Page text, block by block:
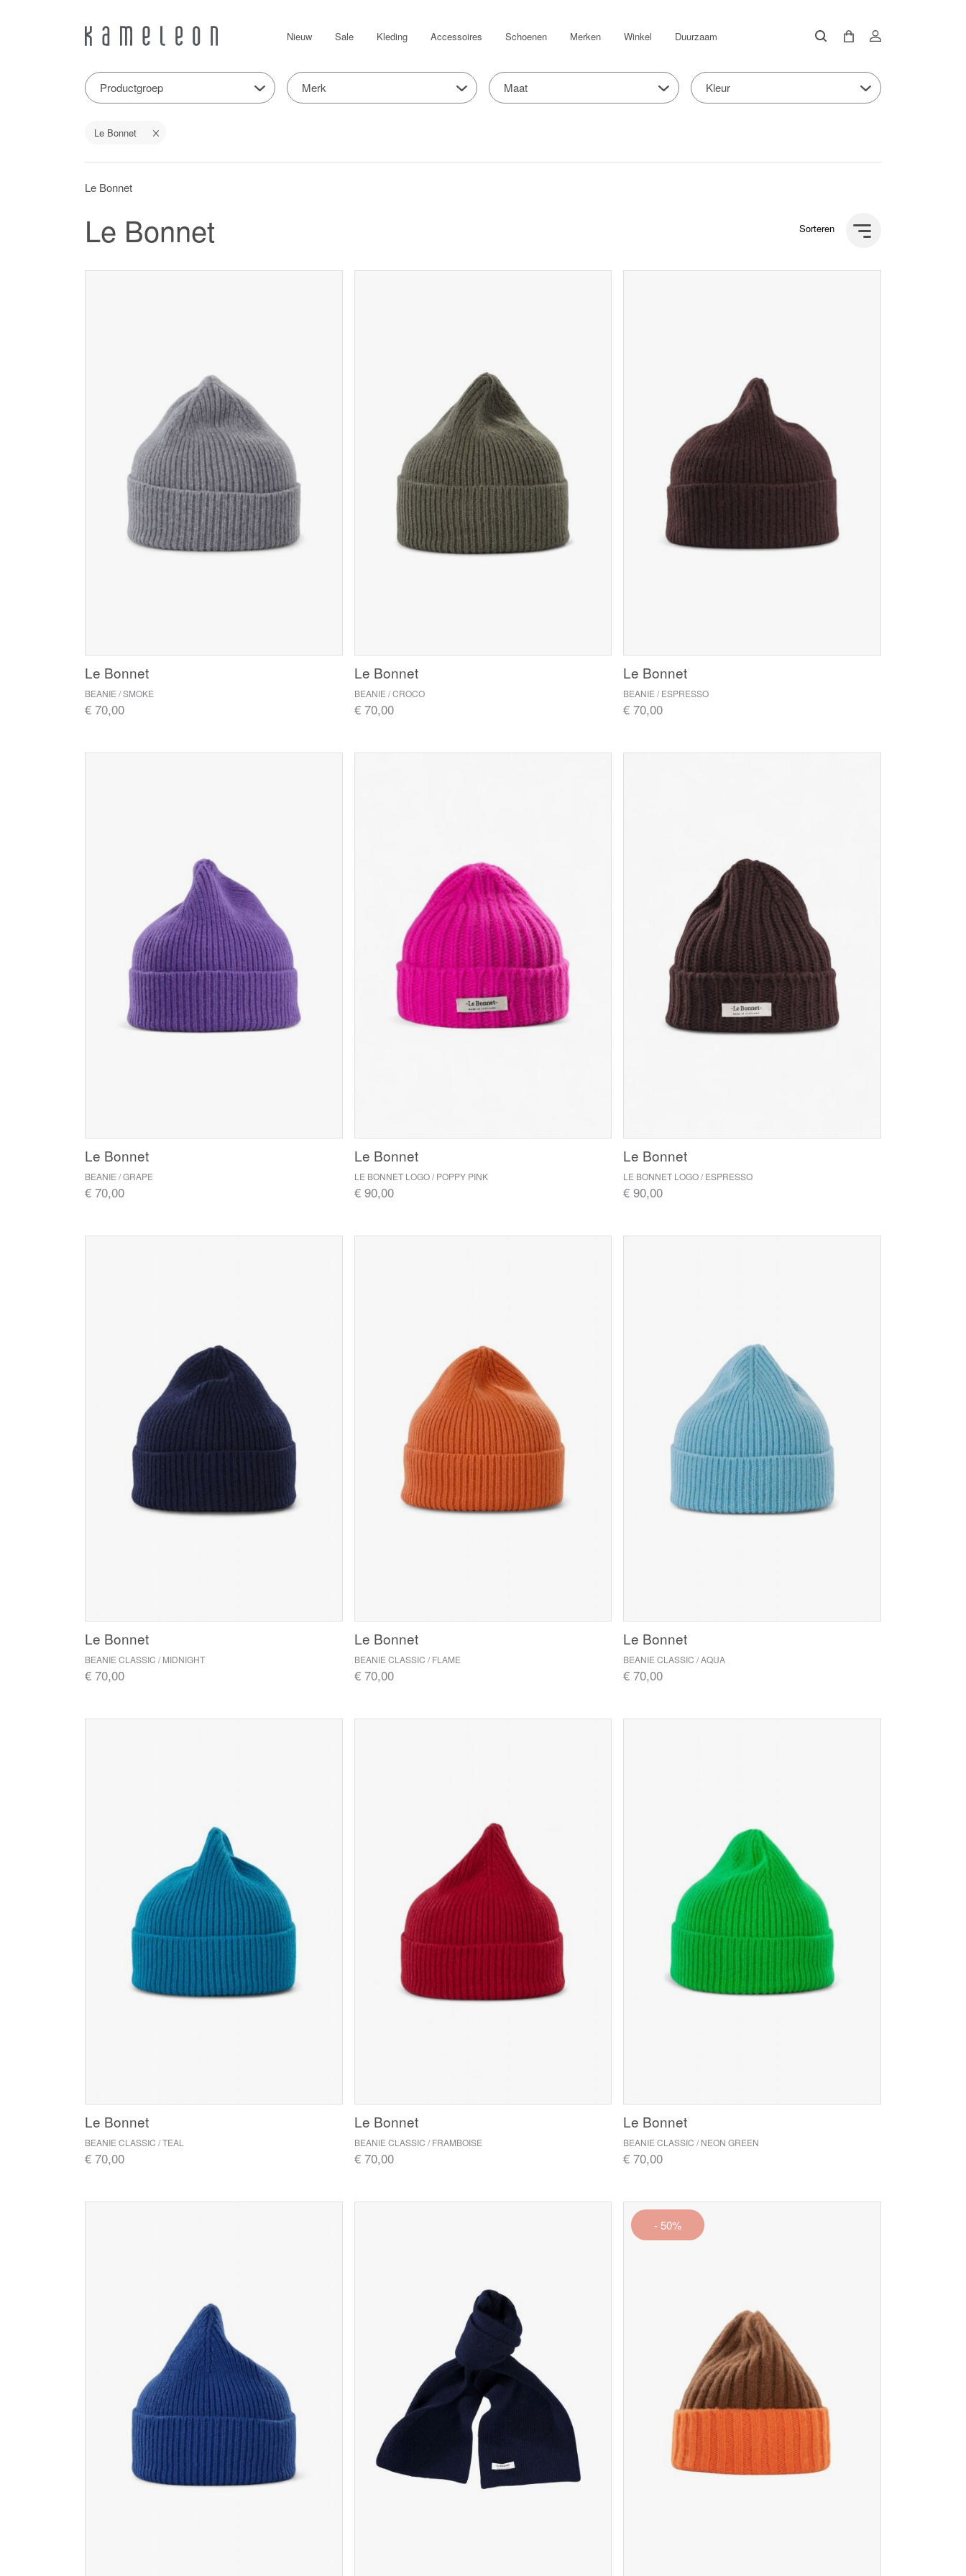
Nieuw Sale Kleding Accessoires Schoenen Merken Winkel Duurzaam
Productgroep Merk Maat Kleur
Le Bonnet
Le Bonnet
Le Bonnet Sorteren
Le Bonnet
BEANIE / SMOKE
€ 70,00
Le Bonnet
BEANIE / CROCO
€ 70,00
Le Bonnet
BEANIE / ESPRESSO
€ 70,00
Le Bonnet
BEANIE / GRAPE
€ 70,00
Le Bonnet
LE BONNET LOGO / POPPY PINK
€ 90,00
Le Bonnet
LE BONNET LOGO / ESPRESSO
€ 90,00
Le Bonnet
BEANIE CLASSIC / MIDNIGHT
€ 70,00
Le Bonnet
BEANIE CLASSIC / FLAME
€ 70,00
Le Bonnet
BEANIE CLASSIC / AQUA
€ 70,00
Le Bonnet
BEANIE CLASSIC / TEAL
€ 70,00
Le Bonnet
BEANIE CLASSIC / FRAMBOISE
€ 70,00
Le Bonnet
BEANIE CLASSIC / NEON GREEN
€ 70,00
- 50%